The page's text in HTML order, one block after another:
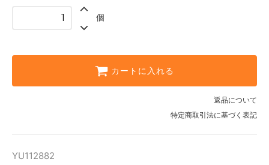
個
カートに入れる
返品について
特定商取引法に基づく表記
YU112882